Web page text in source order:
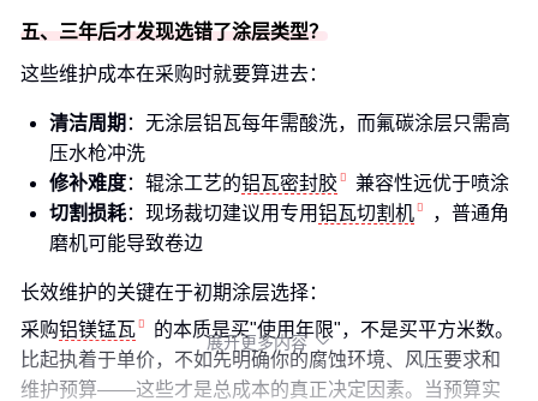
五、三年后才发现选错了涂层类型？
这些维护成本在采购时就要算进去：
清洁周期 ：无涂层铝瓦每年需酸洗，而氟碳涂层只需高
压水枪冲洗
修补难度：辊涂工艺的铝瓦密封胶
兼容性远优于喷涂
切割损耗：现场裁切建议用专用铝瓦切割机
，普通角
磨机可能导致卷边
长效维护的关键在于初期涂层选择：
采购铝镁锰瓦
的本质是买"使用年限"，不是买平方米数。
比起执着于单价，不如先明确你的腐蚀环境、风压要求和
维护预算——这些才是总成本的真正决定因素。当预算实
展开更多内容 